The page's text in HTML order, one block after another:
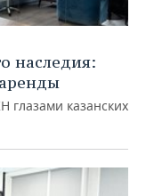
наследия:
глазами казанских